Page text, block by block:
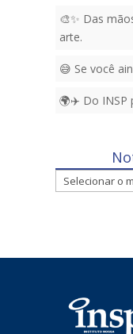
🎨✨ Das
arte.
😅 Se você
🌍✈️ Do INSP
Notícias
mensais